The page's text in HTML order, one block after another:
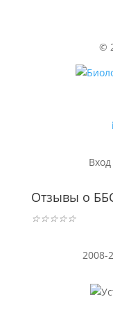
©
Отзывы о
☆☆☆☆☆
2008-